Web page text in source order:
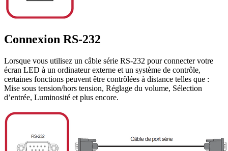
Connexion RS-232
Lorsque vous utilisez un câble série RS-232 pour connecter votre
écran LED à un ordinateur externe et un système de contrôle,
certaines fonctions peuvent être contrôlées à distance telles que :
Mise sous tension/hors tension, Réglage du volume, Sélection
d’entrée, Luminosité et plus encore.